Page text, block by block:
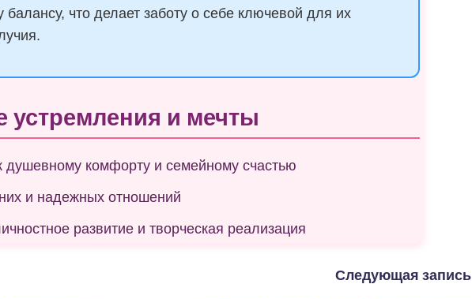
что делает заботу о себе ключевой для их
и мечты
душевному комфорту и семейному счастью
и надежных отношений
развитие и творческая реализация
Следующая запись